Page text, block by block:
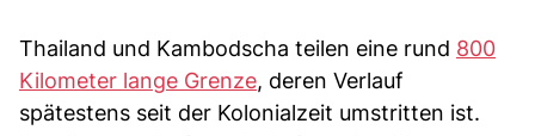
Thailand und Kambodscha teilen eine rund 800
Kilometer lange Grenze, deren Verlauf
spätestens seit der Kolonialzeit umstritten ist.